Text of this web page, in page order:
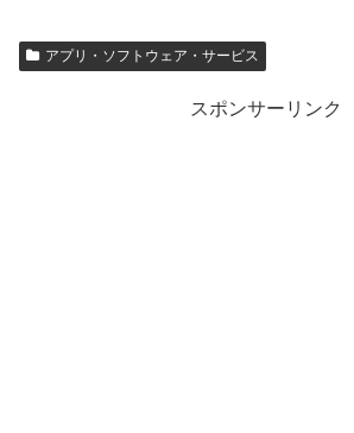
アプリ・ソフトウェア・サービス
スポンサーリンク